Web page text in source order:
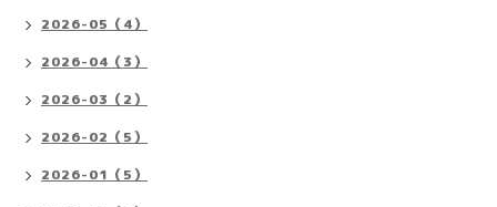
2026-05（4）
2026-04（3）
2026-03（2）
2026-02（5）
2026-01（5）